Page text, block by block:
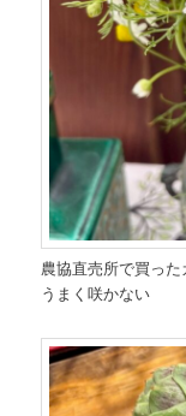
農協直売所で買っ
うまく咲かない